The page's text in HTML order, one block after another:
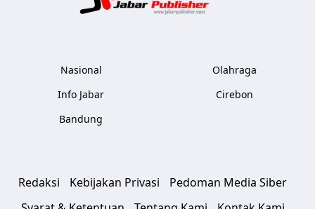
Nasional
Info Jabar
Bandung
Olahraga
Cirebon
Redaksi Kebijakan Privasi
Pedoman Media Siber